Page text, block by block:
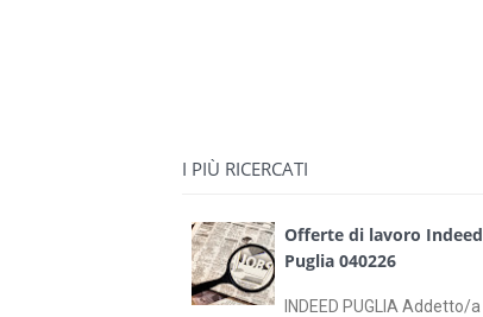
I PIÙ RICERCATI
Offerte di lavoro Indeed
Puglia 040226
INDEED PUGLIA Addetto/a